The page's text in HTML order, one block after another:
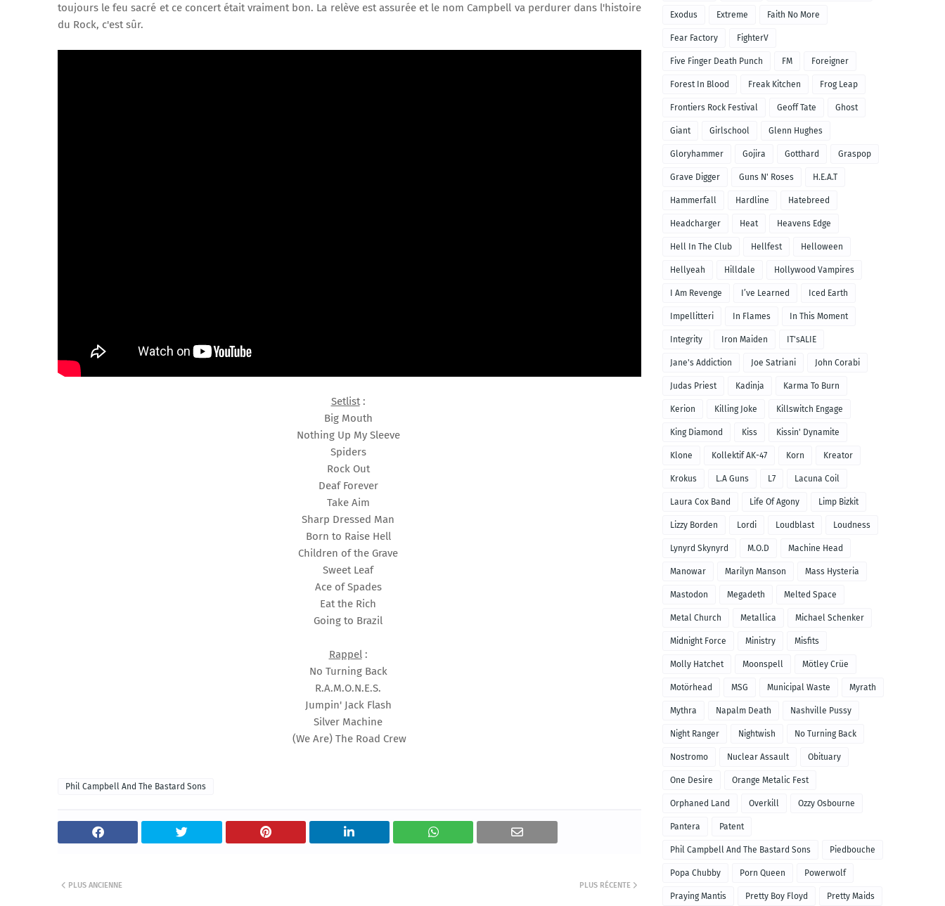
toujours le feu sacré et ce concert était vraiment bon. La relève est assurée et le nom Campbell va perdurer dans l'histoire
du Rock, c'est sûr.
Setlist:
Big Mouth
Nothing Up My Sleeve
Spiders
Rock Out
Deaf Forever
Take Aim
Sharp Dressed Man
Born to Raise Hell
Children of the Grave
Sweet Leaf
Ace of Spades
Eat the Rich
Going to Brazil
Rappel:
No Turning Back
R.A.M.O.N.E.S.
Jumpin' Jack Flash
Silver Machine
(We Are) The Road Crew
Phil Campbell And The Bastard Sons
PLUS RÉCENTE
PLUS ANCIENNE
Exodus Extreme Faith No More
Fear Factory FighterV
Five Finger Death Punch FM Foreigner
Forest In Blood Freak Kitchen Frog Leap
Frontiers Rock Festival Geoff Tate Ghost
Giant Girlschool Glenn Hughes
Gloryhammer Gojira Gotthard Graspop
Grave Digger Guns N' Roses H.E.A.T
Hammerfall Hardline Hatebreed
Headcharger Heat Heavens Edge
Hell In The Club Hellfest Helloween
Hellyeah Hilldale Hollywood Vampires
I Am Revenge I’ve Learned Iced Earth
Impellitteri In Flames In This Moment
Integrity Iron Maiden IT'sALIE
Jane's Addiction Joe Satriani John Corabi
Judas Priest Kadinja Karma To Burn
Kerion Killing Joke Killswitch Engage
King Diamond Kiss Kissin' Dynamite
Klone Kollektif AK-47 Korn Kreator
Krokus L.A Guns L7 Lacuna Coil
Laura Cox Band Life Of Agony Limp Bizkit
Lizzy Borden Lordi Loudblast Loudness
Lynyrd Skynyrd M.O.D Machine Head
Manowar Marilyn Manson Mass Hysteria
Mastodon Megadeth Melted Space
Metal Church Metallica Michael Schenker
Midnight Force Ministry Misfits
Molly Hatchet Moonspell Mötley Crüe
Motörhead MSG Municipal Waste Myrath
Mythra Napalm Death Nashville Pussy
Night Ranger Nightwish No Turning Back
Nostromo Nuclear Assault Obituary
One Desire Orange Metalic Fest
Orphaned Land Overkill Ozzy Osbourne
Pantera Patent
Phil Campbell And The Bastard Sons Piedbouche
Popa Chubby Porn Queen Powerwolf
Praying Mantis Pretty Boy Floyd Pretty Maids